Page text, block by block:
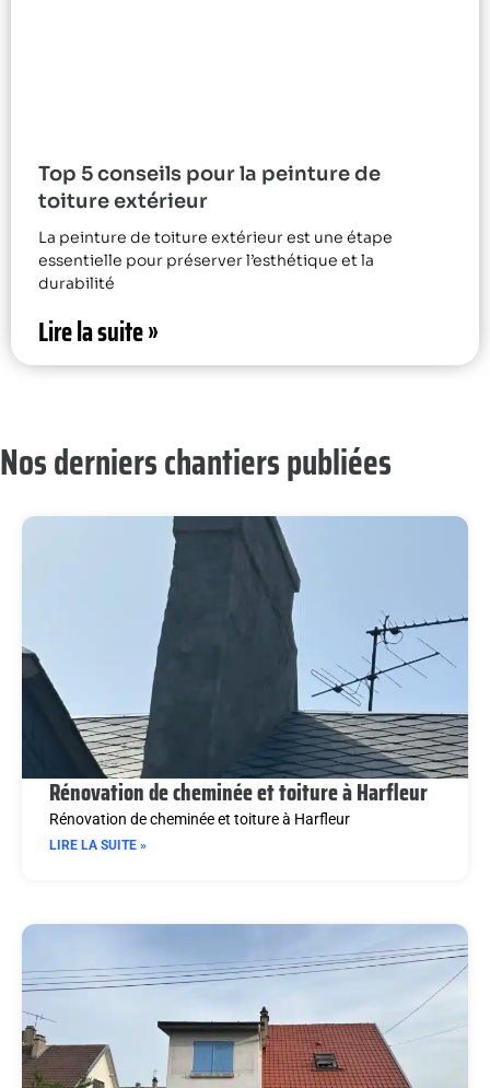
Top 5 conseils pour la peinture de
toiture extérieur
La peinture de toiture extérieur est une étape
essentielle pour préserver l’esthétique et la
durabilité
Lire la suite »
Nos derniers chantiers publiées
Rénovation de cheminée et toiture à Harfleur
Rénovation de cheminée et toiture à Harfleur
LIRE LA SUITE »